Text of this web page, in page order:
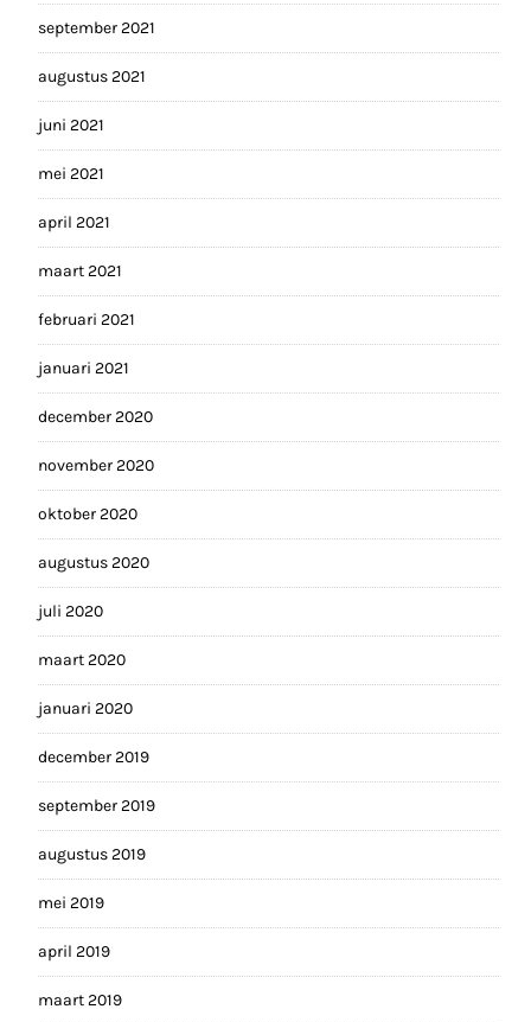
september 2021
augustus 2021
juni 2021
mei 2021
april 2021
maart 2021
februari 2021
januari 2021
december 2020
november 2020
oktober 2020
augustus 2020
juli 2020
maart 2020
januari 2020
december 2019
september 2019
augustus 2019
mei 2019
april 2019
maart 2019